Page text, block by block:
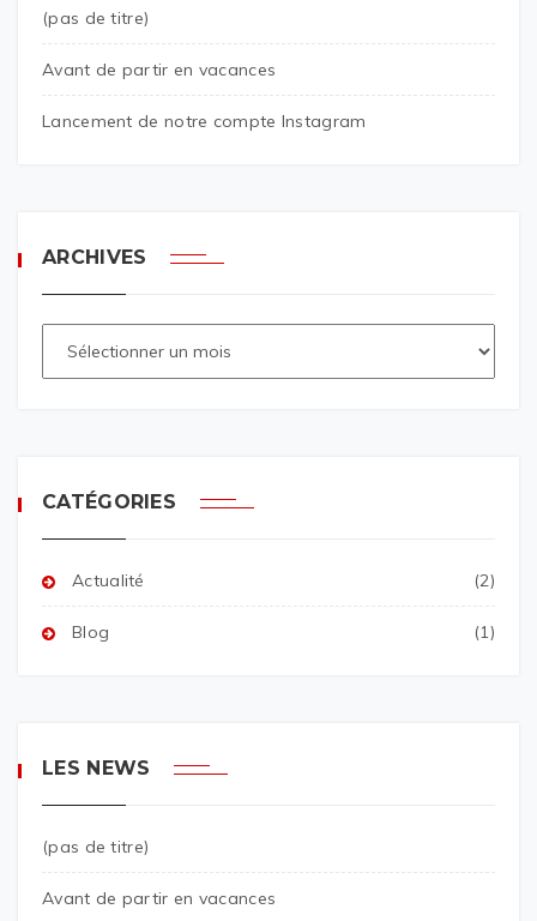
(pas de titre)
Avant de partir en vacances
Lancement de notre compte Instagram
ARCHIVES
CATÉGORIES
Actualité (2)
Blog (1)
LES NEWS
(pas de titre)
Avant de partir en vacances